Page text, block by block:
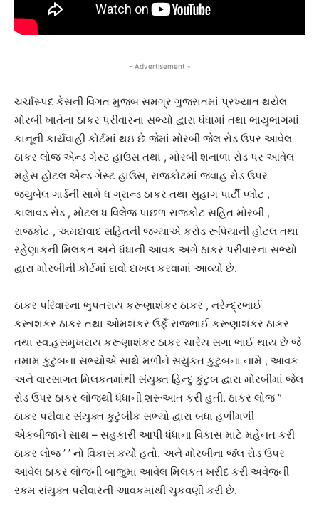
- Advertisement -
ચર્ચાસ્પદ કેસની વિગત મુજબ સમગ્ર ગુજરાતમાં પ્રખ્યાત થયેલ
મોરબી ખાતેના ઠાકર પરીવારના સભ્યો દ્વારા ધંધામાં તથા ભાયુભાગમાં
કાનૂની કાર્યવાહી કોર્ટમાં થઇ છે જેમાં મોરબી જેલ રોડ ઉપર આવેલ
ઠાકર લોજ એન્ડ ગેસ્ટ હાઉસ તથા , મોરબી શનાળા રોડ પર આવેલ
મહેસ હોટલ એન્ડ ગેસ્ટ હાઉસ, રાજકોટમાં જવાહ રોડ ઉપર
જયુબેલ ગાર્ડની સામે ધ ગ્રાન્ડ ઠાકર તથા સુહાગ પાર્ટી પ્લોટ ,
કાલાવડ રોડ , મોટલ ધ વિલેજ પાછળ રાજકોટ સહિત મોરબી ,
રાજકોટ , અમદાવાદ સહિતની જગ્યાએ કરોડ રૂપિયાની હોટલ તથા
રહેણાકની મિલકત અને ધંધાની આવક અંગે ઠાકર પરીવારના સભ્યો
દ્વારા મોરબીની કોર્ટમાં દાવો દાખલ કરવામાં આવ્યો છે.
ઠાકર પરિવારના ભુપતરાય કરૂણાશંકર ઠાકર , નરેન્દ્રભાઈ
કરૂાશંકર ઠાકર તથા ઓમશંકર ઉર્ફે રાજભાઈ કરૂણાશંકર ઠાકર
તથા સ્વ.હસમુખરાય કરૂણાશંકર ઠાકર ચારેય સગા ભાઈ થાય છે જે
તમામ કુટુંબના સભ્યોએ સાથે મળીને સયુંકત કુટુંબના નામે , આવક
અને વારસાગત મિલકતમાંથી સંયુક્ત હિન્દુ કુંટુબ દ્વારા મોરબીમાં જેલ
રોડ ઉપર ઠાકર લોજથી ધંધાની શરૂઆત કરી હતી. ઠાકર લોજ ”
ઠાકર પરીવાર સંયુક્ત કુટુંબીક સભ્યો દ્વારા બધા હળીમળી
એકબીજાને સાથ – સહકારી આપી ધંધાના વિકાસ માટે મહેનત કરી
ઠાકર લોજ ’ ’ નો વિકાસ કર્યો હતો. અને મોરબીના જૅલ રોડ ઉપર
આવેલ ઠાકર લોજની બાજુમા આવેલ મિલકત ખરીદ કરી અવેજની
રકમ સંયુક્ત પરીવારની આવકમાંથી ચુકવણી કરી છે.